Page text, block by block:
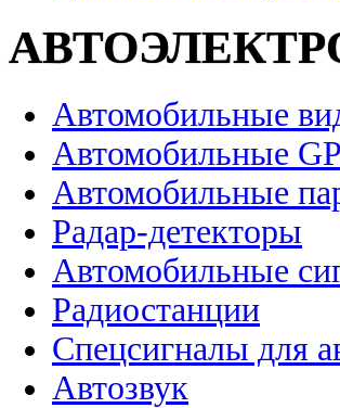
Автомобильные
Автомобильные
Автомобильные
Радар-детекторы
Автомобильные
Радиостанции
Спецсигналы для
Автозвук